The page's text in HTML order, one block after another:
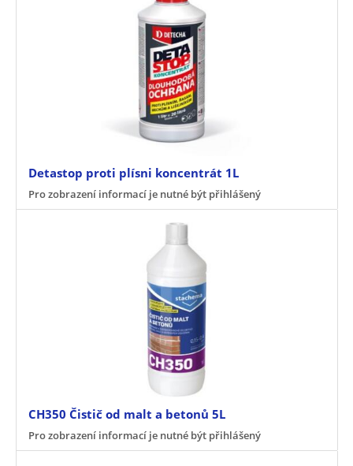
Detastop proti plísni koncentrát 1L
Pro zobrazení informací je nutné být přihlášený
CH350 Čistič od malt a betonů 5L
Pro zobrazení informací je nutné být přihlášený